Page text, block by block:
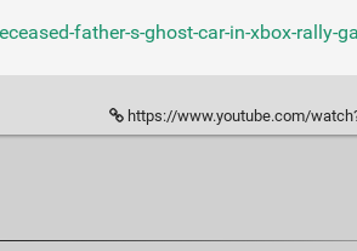
father-s-ghost-car-in-xbox-rally-
https://www.youtube.com/